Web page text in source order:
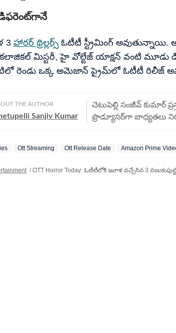
3 హారర్ థ్రిల్లర్స్ ఓటీటీ స్ట్రీమింగ్
మిస్టరీ, హై వోల్టేజ్ యాక్షన్ వంటి మూడు
రెండు ఒక్క అమెజాన్ ప్రైమ్‌లో ఓటీటీ రిలీజ్
THE AUTHOR
Sanjiv Kumar
చెటుపెల్లి సంజీవ్ కుమార్
ప్రొడ్యూసర్‌గా బాధ్యతలు
సమాచారాన్ని పాఠకులకు ప్రభావవంతంగా చేరవేయడంలో ఆయన ఎప్పుడూ
అభిరుచులకు
Ott Streaming Ott Release Date Amazon Prime
/ OTT Horror Today: ఓటీటీలోకి ఇవాళ వచ్చేసిన 3